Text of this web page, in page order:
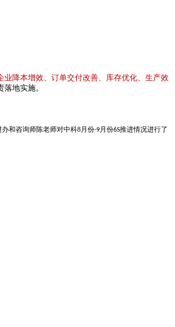
业降本增效、订单交付改善、库存优化、生产效
地实施。
办和咨询师陈老师对中科8 月份-9 月份6S推进情况进行了